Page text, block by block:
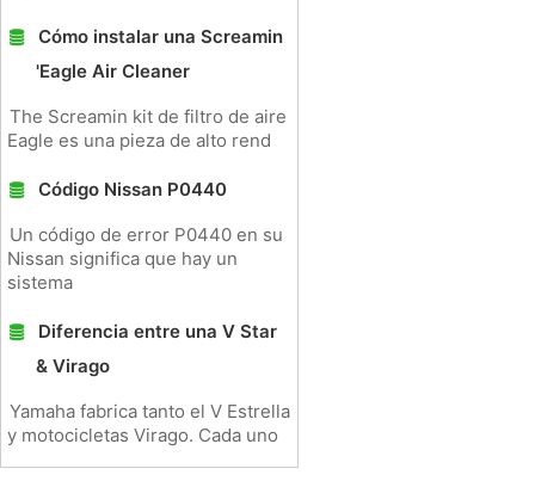
Cómo instalar una Screamin
'Eagle Air Cleaner
The Screamin kit de filtro de aire
Eagle es una pieza de alto rend
Código Nissan P0440
Un código de error P0440 en su
Nissan significa que hay un
sistema
Diferencia entre una V Star
& Virago
Yamaha fabrica tanto el V Estrella
y motocicletas Virago. Cada uno